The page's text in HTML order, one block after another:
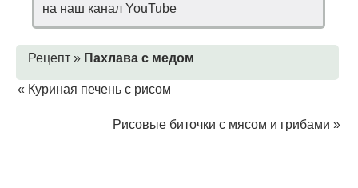
на наш канал YouTube
Рецепт » Пахлава с медом
« Куриная печень с рисом
Рисовые биточки с мясом и грибами »